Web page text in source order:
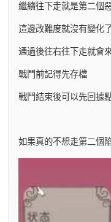
繼續往下走就是第二個
這邊改難度就沒有變化
通過後往右往下走就會
戰鬥前記得先存檔
戰鬥結束後可以先回據
如果真的不想走第二個